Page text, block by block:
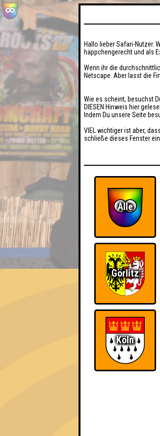
QUIZLABOR
Wunderwelt Quizzen ·
Punkte
Hallo lieber Safari-Nutzer.
häppchengerecht und als
Wenn ihr die
Netscape. Aber lasst die
Wie es scheint, besuchst
DIESEN Hinweis hier
Indem Du unsere Seite
VIEL wichtiger ist aber,
schließe dieses Fenster
Alle
Görlitz
Köln